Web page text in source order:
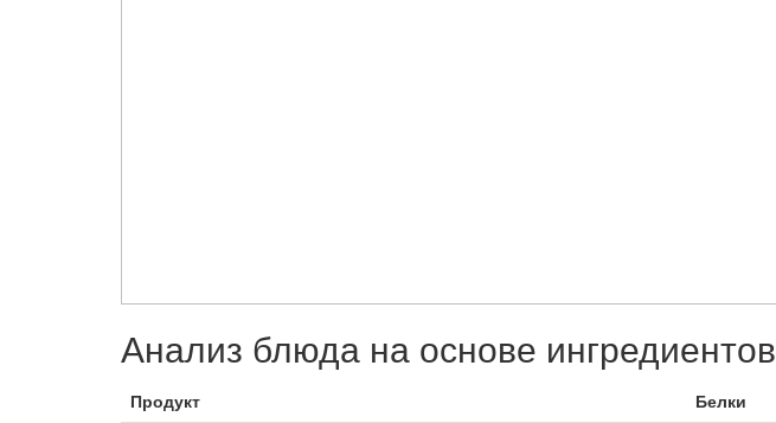
Анализ блюда на основе ингредиентов
Продукт Белки